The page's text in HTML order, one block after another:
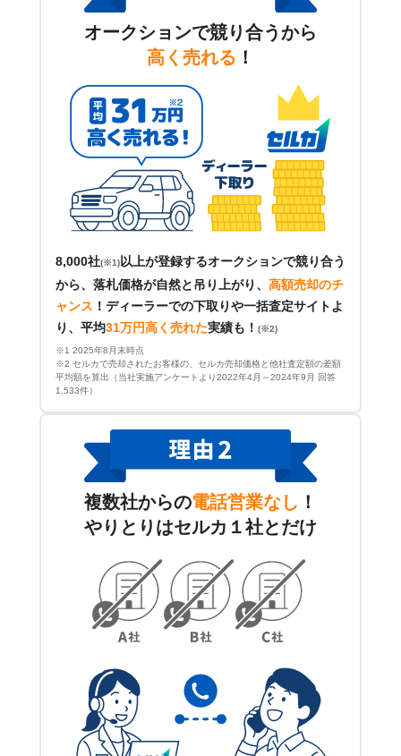
オークションで競り合うから
高く売れる ！
8,000社(※1) 以上が登録するオークションで競り合う
から、落札価格が自然と吊り上がり、 高額売却のチ
ャンス ！ ディーラーでの下取りや一括査定サイトよ
り、平均31万円高く売れた実績も！ (※2)
※1 2025年8月末時点
※2 セルカで売却されたお客様の、セルカ売却価格と他社査定額の差額
平均額を算出（当社実施アンケートより2022年4月～2024年9月 回答
1,533件）
複数社からの電話営業なし ！
やりとりはセルカ１社とだけ